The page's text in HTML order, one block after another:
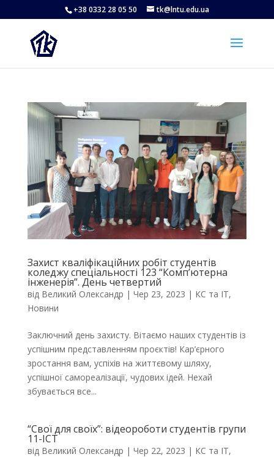
+38 0332 28 05 50 tk@lntu.edu.ua
Захист кваліфікаційних робіт студентів
коледжу спеціальності 123 “Комп’ютерна
інженерія”. День четвертий
від Великий Олександр | Чер 23, 2023 | КС та ІТ,
Новини
Заключний день захисту. Вітаємо наших студентів із
успішним представленням проєктів! Кар’єрного
зростання вам, успіхів на життєвому шляху,
успішної самореалізації, чудових ідей. Нехай
збувається все...
“Свої для своїх”: відеороботи студентів групи
11-ІСТ
від Великий Олександр | Чер 22, 2023 | КС та ІТ,